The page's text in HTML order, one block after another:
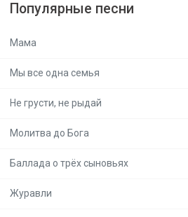
Популярные песни
Мама
Мы все одна семья
Не грусти, не рыдай
Молитва до Бога
Баллада о трёх сыновьях
Журавли